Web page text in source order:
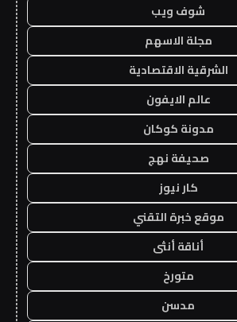
شوف ويب
مجلة الاسهم
الشرقية الاقتصادية
عالم الايفون
مدونة كوكان
صحيفة نهج
كار نيوز
موقع خبرة التقني
أناقة أنثى
متورخ
مدسن